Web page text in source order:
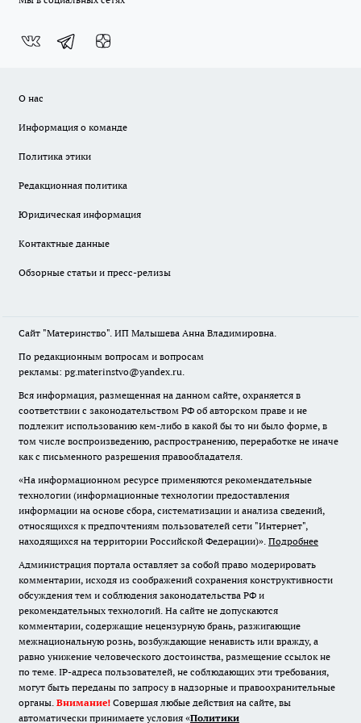
О нас
Информация о команде
Политика этики
Редакционная политика
Юридическая информация
Контактные данные
Обзорные статьи и пресс-релизы
Сайт "Материнство". ИП Малышева Анна Владимировна.
По редакционным вопросам и вопросам
рекламы: pg.materinstvo@yandex.ru.
Вся информация, размещенная на данном сайте, охраняется в
соответствии с законодательством РФ об авторском праве и не
подлежит использованию кем-либо в какой бы то ни было форме, в
том числе воспроизведению, распространению, переработке не иначе
как с письменного разрешения правообладателя.
«На информационном ресурсе применяются рекомендательные
технологии (информационные технологии предоставления
информации на основе сбора, систематизации и анализа сведений,
относящихся к предпочтениям пользователей сети "Интернет",
находящихся на территории Российской Федерации)». Подробнее
Администрация портала оставляет за собой право модерировать
комментарии, исходя из соображений сохранения конструктивности
обсуждения тем и соблюдения законодательства РФ и
рекомендательных технологий. На сайте не допускаются
комментарии, содержащие нецензурную брань, разжигающие
межнациональную рознь, возбуждающие ненависть или вражду, а
равно унижение человеческого достоинства, размещение ссылок не
по теме. IP-адреса пользователей, не соблюдающих эти требования,
могут быть переданы по запросу в надзорные и правоохранительные
органы. Внимание! Совершая любые действия на сайте, вы
автоматически принимаете условия «Политики